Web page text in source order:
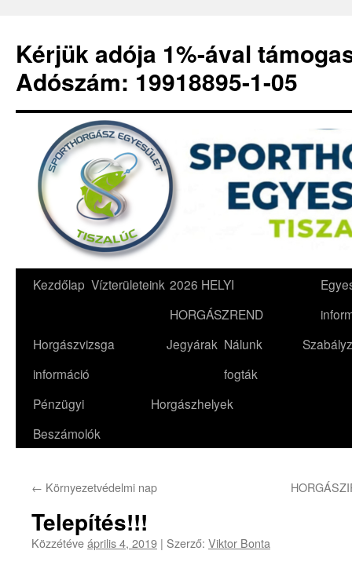
Kérjük adója 1%-ával
Adószám: 19918895-1-05
Kilépés
tartalomba
Kezdőlap Vízterületeink 2026 HELYI
HORGÁSZREND
Horgászvizsga
információ
Jegyárak Nálunk
fogták
Pénzügyi
Beszámolók
Horgászhelyek
← Környezetvédelmi nap
Telepítés!!!
Közzétéveáprilis 4, 2019 | Szerző: Viktor Bonta